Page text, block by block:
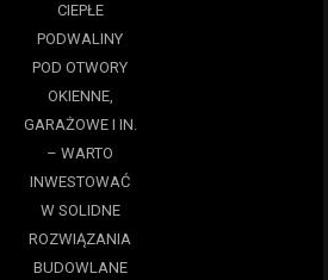
CIEPŁE
PODWALINY
POD OTWORY
OKIENNE,
GARAŻOWE I IN.
– WARTO
INWESTOWAĆ
W SOLIDNE
ROZWIĄZANIA
BUDOWLANE